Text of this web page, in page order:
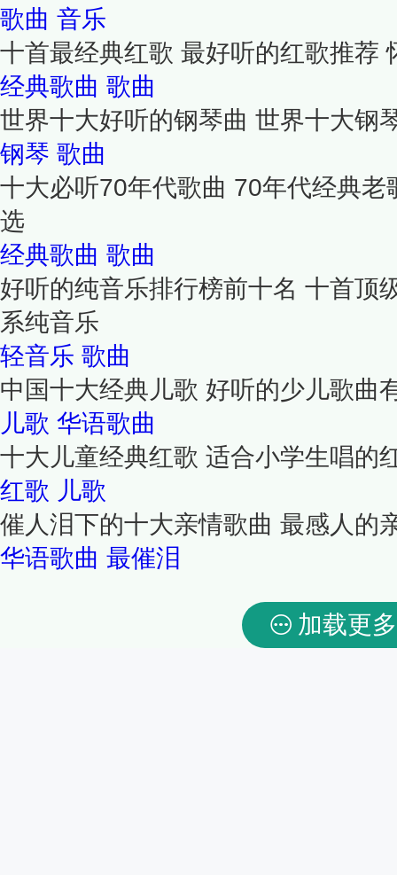
歌曲 音乐
十首最经典红歌 最好听的红歌推荐
经典歌曲 歌曲
世界十大好听的钢琴曲 世界十大钢
钢琴 歌曲
十大必听70年代歌曲 70年代经典
选
经典歌曲 歌曲
好听的纯音乐排行榜前十名 十首顶
系纯音乐
轻音乐 歌曲
中国十大经典儿歌 好听的少儿歌曲
儿歌 华语歌曲
十大儿童经典红歌 适合小学生唱的
红歌 儿歌
催人泪下的十大亲情歌曲 最感人的
华语歌曲 最催泪
加载更多